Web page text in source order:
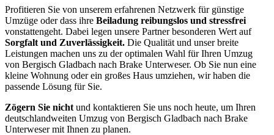
Profitieren Sie von unserem erfahrenen Netzwerk für günstige
Umzüge oder dass ihre Beiladung reibungslos und stressfrei
vonstattengeht. Dabei legen unsere Partner besonderen Wert auf
Sorgfalt und Zuverlässigkeit. Die Qualität und unser breite
Leistungen machen uns zu der optimalen Wahl für Ihren Umzug
von Bergisch Gladbach nach Brake Unterweser. Ob Sie nun eine
kleine Wohnung oder ein großes Haus umziehen, wir haben die
passende Lösung für Sie.
Zögern Sie nicht und kontaktieren Sie uns noch heute, um Ihren
deutschlandweiten Umzug von Bergisch Gladbach nach Brake
Unterweser mit Ihnen zu planen.